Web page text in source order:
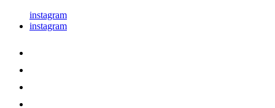
instagram
instagram